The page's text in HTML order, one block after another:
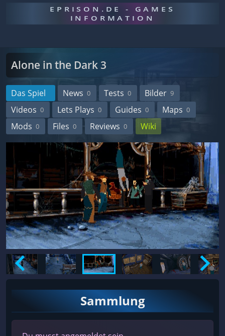
EPRISON.DE - GAMES
INFORMATION
Alone in the Dark 3
Das Spiel News 0 Tests 0 Bilder 9
Videos 0 Lets Plays 0 Guides 0 Maps 0
Mods 0 Files 0 Reviews 0 Wiki
Sammlung